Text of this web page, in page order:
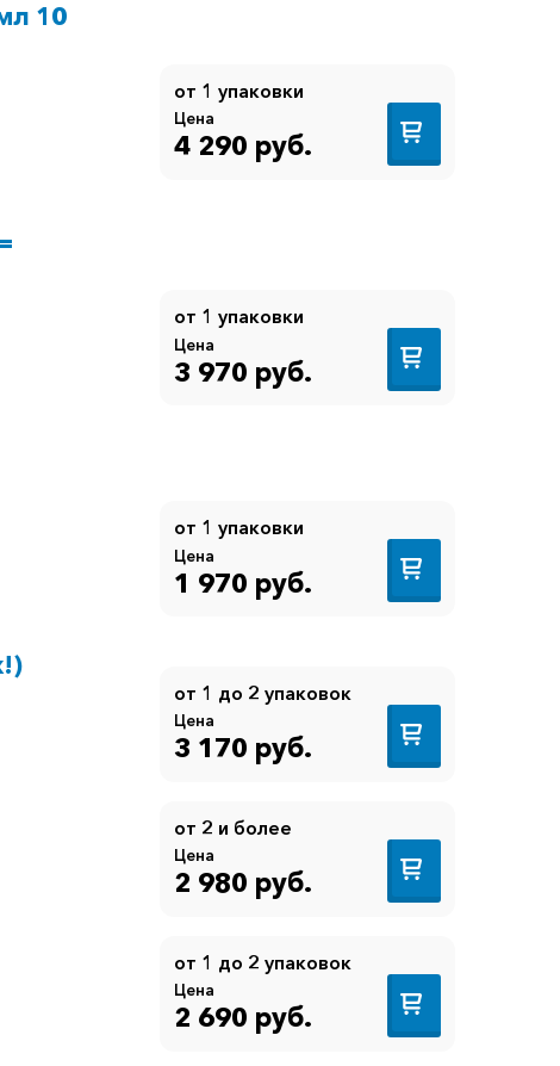
10
от 1 упаковки
Цена
4 290 руб.
от 1 упаковки
Цена
3 970 руб.
от 1 упаковки
Цена
1 970 руб.
от 1 до 2 упаковок
Цена
3 170 руб.
от 2 и более
Цена
2 980 руб.
от 1 до 2 упаковок
Цена
2 690 руб.